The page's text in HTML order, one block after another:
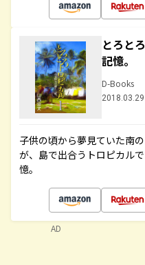
とろと
記憶。
D-Books
子供の頃から夢見ていた南
が、島で出合うトロピカル
憶。
AD